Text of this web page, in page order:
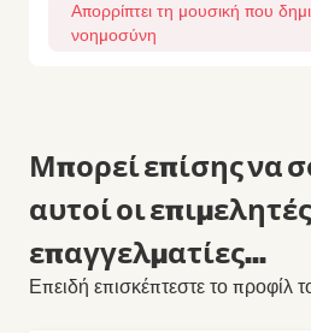
Απορρίπτει τη μουσική που
νοημοσύνη
Μπορεί επίσης να
αυτοί οι
επαγγελματίες...
Επειδή επισκέπτεστε το προφίλ